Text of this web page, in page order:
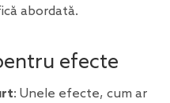
abordată.
efecte
: Unele efecte, cum ar